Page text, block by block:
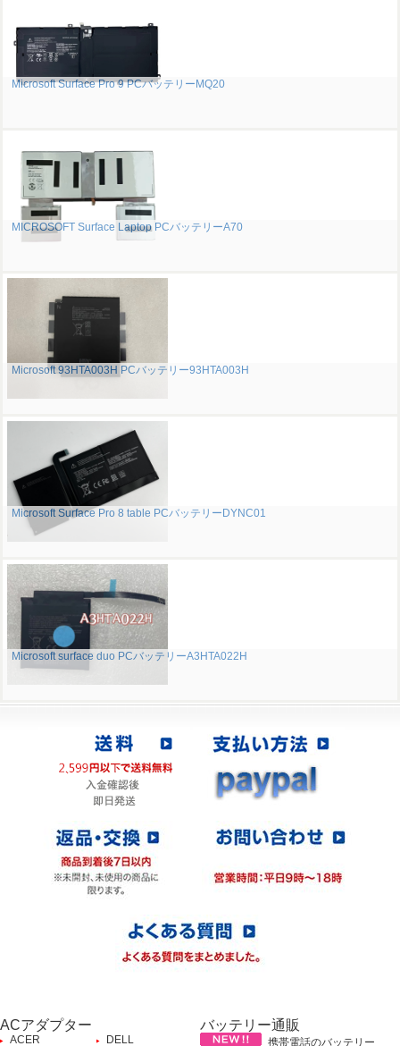
Microsoft Surface Pro 9 PCバッテリーMQ20
MICROSOFT Surface Laptop PCバッテリーA70
Microsoft 93HTA003H PCバッテリー93HTA003H
Microsoft Surface Pro 8 table PCバッテリーDYNC01
Microsoft surface duo PCバッテリーA3HTA022H
ACアダプター
ACER DELL
バッテリー通販
携帯電話のバッテリー